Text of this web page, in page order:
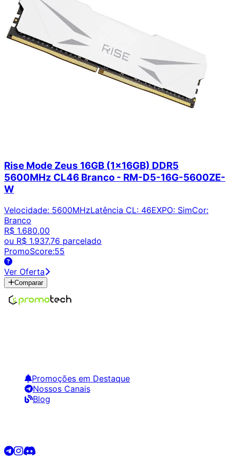
Rise Mode Zeus 16GB (1x16GB) DDR5
5600MHz CL46 Branco - RM-D5-16G-5600ZE-
W
Velocidade: 5600MHzLatência CL: 46EXPO: SimCor:
Branco
R$ 1.680,00
ou R$ 1.937,76 parcelado
PromoScore:55
Ver Oferta
Comparar
Promoções em Destaque
Nossos Canais
Blog